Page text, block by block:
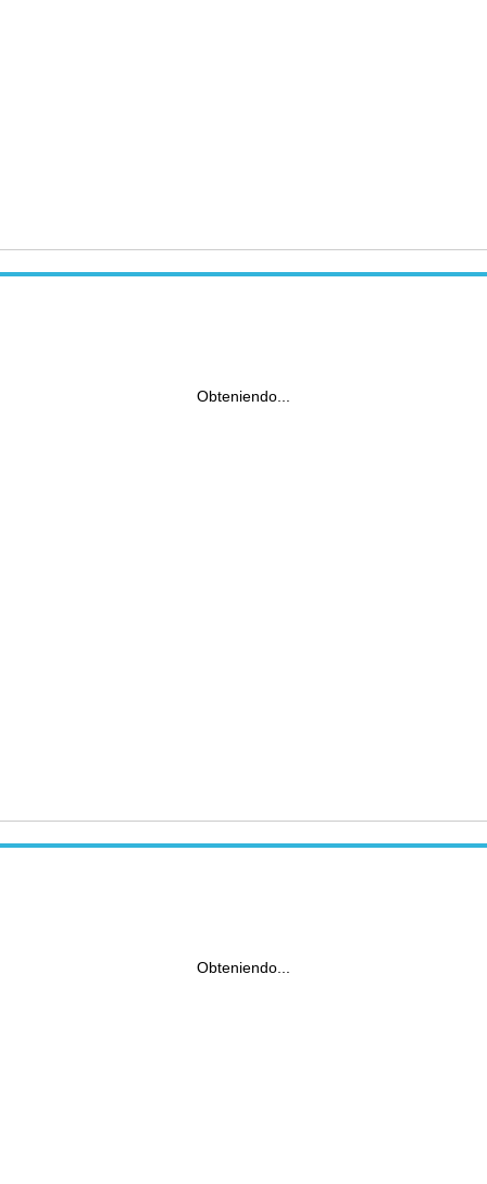
Obteniendo...
Obteniendo...